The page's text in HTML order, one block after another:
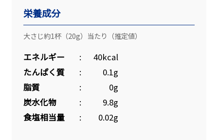
栄養成分
大さじ約1杯（20g）当たり（推定値）
エネルギー
40kcal
たんぱく質
0.1g
脂質
0g
炭水化物
9.8g
食塩相当量
0.02g